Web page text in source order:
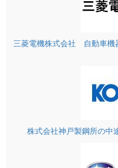
三菱電機株式会社 自動車機
株式会社神戸製鋼所の中